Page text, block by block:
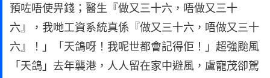
預咗唔使畀錢；醫生『做又三十六，唔做又三十
六』，我哋工資系統真係『做又三十六，唔做又三十
六』！」「天鴿呀！我呢世都會記得佢！」超強颱風
「天鴿」去年襲港，人人留在家中避風，盧寵茂卻駕